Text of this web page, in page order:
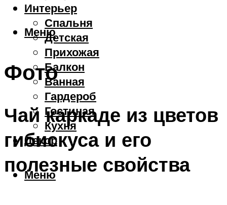
Интерьер
Спальня
Детская
Прихожая
Балкон
Ванная
Гардероб
Гостиная
Кухня
Декор
Меню
Меню
Фото
Чай каркаде из цветов
гибискуса и его
полезные свойства